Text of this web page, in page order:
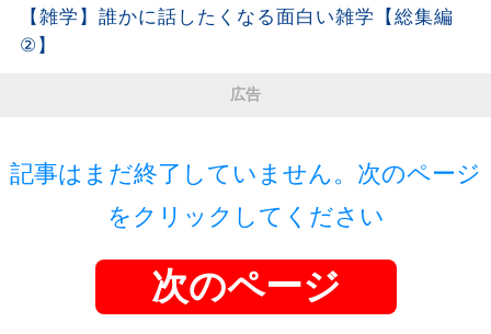
【雑学】誰かに話したくなる面白い雑学【総集編
②】
広告
記事はまだ終了していません。次のページ
をクリックしてください
次のページ